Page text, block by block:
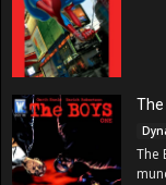
The
The